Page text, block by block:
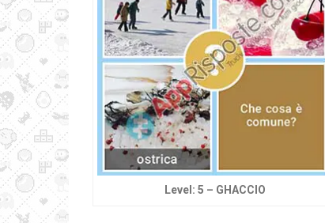
Level: 5 – GHACCIO